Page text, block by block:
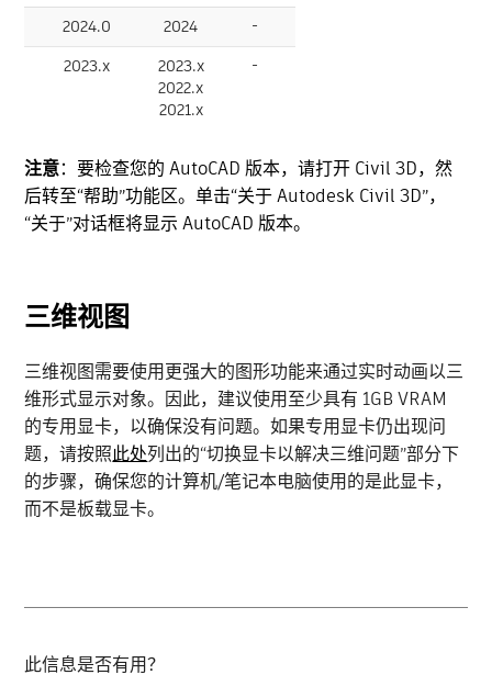
2024.0 2024
-
2023.x
2023.x
2022.x
2021.x
-
注意：要检查您的 AutoCAD 版本，请打开 Civil 3D，然
后转至“帮助”功能区。单击“关于 Autodesk Civil 3D”，
“关于”对话框将显示 AutoCAD 版本。
三维视图
三维视图需要使用更强大的图形功能来通过实时动画以三
维形式显示对象。因此，建议使用至少具有 1GB VRAM
的专用显卡，以确保没有问题。如果专用显卡仍出现问
题，请按照此处列出的“切换显卡以解决三维问题”部分下
的步骤，确保您的计算机/笔记本电脑使用的是此显卡，
而不是板载显卡。
此信息是否有用？